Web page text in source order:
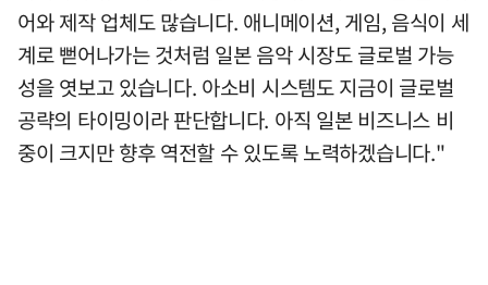
어와 제작 업체도 많습니다. 애니메이션, 게임, 음식이 세
계로 뻗어나가는 것처럼 일본 음악 시장도 글로벌 가능
성을 엿보고 있습니다. 아소비 시스템도 지금이 글로벌
공략의 타이밍이라 판단합니다. 아직 일본 비즈니스 비
중이 크지만 향후 역전할 수 있도록 노력하겠습니다."